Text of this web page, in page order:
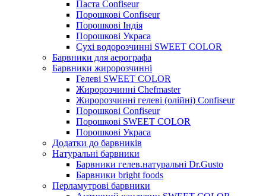
Паста Confiseur
Порошкові Confiseur
Порошкові Індія
Порошкові Украса
Сухі водорозчинні SWEET COLOR
Барвники для аерографа
Барвники жиророзчинні
Гелеві SWEET COLOR
Жиророзчинні Chefmaster
Жиророзчинні гелеві (олійні) Confiseur
Порошкові Confiseur
Порошкові SWEET COLOR
Порошкові Украса
Додатки до барвників
Натуральні барвники
Барвники гелев.натуральні Dr.Gusto
Барвники bright foods
Перламутрові барвники